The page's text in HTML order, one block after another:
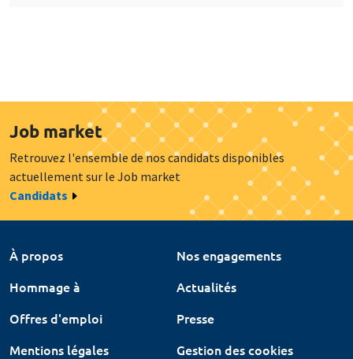
Job market
Retrouvez l'ensemble de nos candidats disponibles
actuellement sur le Job market
Candidats
À propos
Nos engagements
Hommage à
Actualités
Offres d'emploi
Presse
Mentions légales
Gestion des cookies